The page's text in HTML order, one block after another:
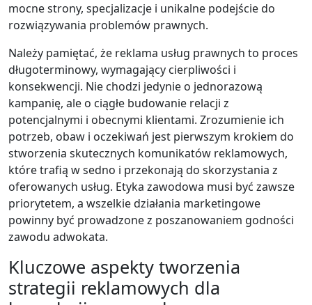
mocne strony, specjalizacje i unikalne podejście do
rozwiązywania problemów prawnych.
Należy pamiętać, że reklama usług prawnych to proces
długoterminowy, wymagający cierpliwości i
konsekwencji. Nie chodzi jedynie o jednorazową
kampanię, ale o ciągłe budowanie relacji z
potencjalnymi i obecnymi klientami. Zrozumienie ich
potrzeb, obaw i oczekiwań jest pierwszym krokiem do
stworzenia skutecznych komunikatów reklamowych,
które trafią w sedno i przekonają do skorzystania z
oferowanych usług. Etyka zawodowa musi być zawsze
priorytetem, a wszelkie działania marketingowe
powinny być prowadzone z poszanowaniem godności
zawodu adwokata.
Kluczowe aspekty tworzenia
strategii reklamowych dla